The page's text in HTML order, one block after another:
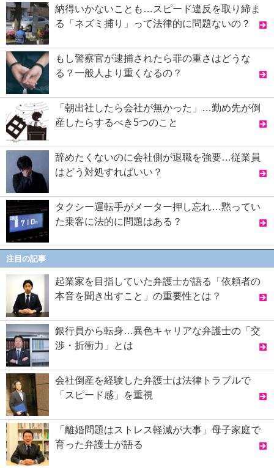
納得いかないことも…スピード違反を取り締ま
る「ネズミ捕り」って法律的に問題ないの？
もし警察官が逮捕されたら罪の重さはどうな
る？一般人より重くなるの？
「朝出社したら会社が無かった」…勤め先が倒
産したらするべき5つのこと
辞めたくないのに会社側が退職を強要…従業員
はどう対処すればいい？
タクシー運転手がメーター押し忘れ…黙ってい
た乗客に法的に問題はある？
注目の記事
起業家を目指していた弁護士が語る「依頼者の
本音を聞き出すこと」の重要性とは？
銀行員から転身…異色キャリアな弁護士の「交
渉・折衝力」とは
会社倒産を経験した弁護士は法律トラブルで
「スピード感」を重視
「離婚問題はストレス軽減が大事」母子家庭で
育った弁護士が語る